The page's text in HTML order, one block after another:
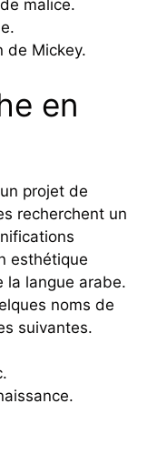
malice.
de Mickey.
en
projet de
recherchent un
esthétique
la langue arabe.
noms de
suivantes.